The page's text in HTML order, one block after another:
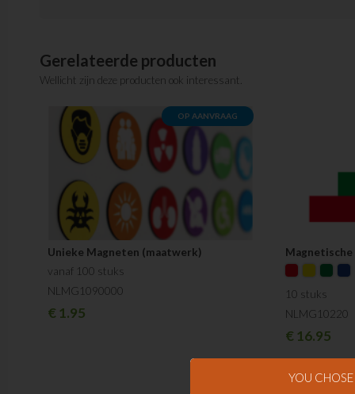
Gerelateerde producten
Wellicht zijn deze producten ook interessant.
OP AANVRAAG
Unieke Magneten (maatwerk)
vanaf 100 stuks
NLMG1090000
€1.95
10 stuks
NLMG10220
€16.95
YOU CHOSE